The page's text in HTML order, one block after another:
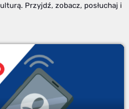
Przyjdź, zobacz, posłuchaj i